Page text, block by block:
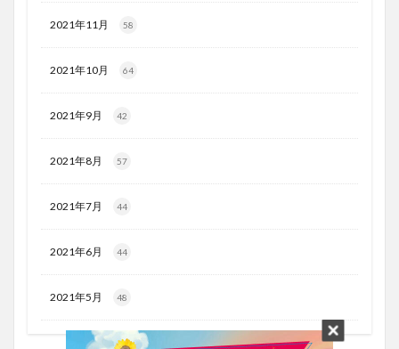
2021年11月 58
2021年10月 64
2021年9月 42
2021年8月 57
2021年7月 44
2021年6月 44
2021年5月 48